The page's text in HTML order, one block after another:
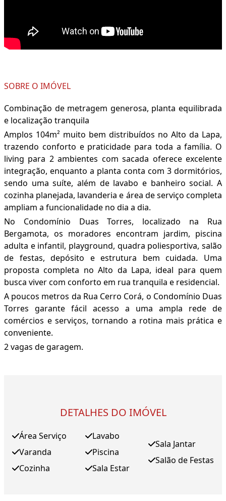
SOBRE O IMÓVEL
Combinação de metragem generosa, planta equilibrada
e localização tranquila
Amplos 104m² muito bem distribuídos no Alto da Lapa,
trazendo conforto e praticidade para toda a família. O
living para 2 ambientes com sacada oferece excelente
integração, enquanto a planta conta com 3 dormitórios,
sendo uma suíte, além de lavabo e banheiro social. A
cozinha planejada, lavanderia e área de serviço completa
ampliam a funcionalidade no dia a dia.
No Condomínio Duas Torres, localizado na Rua
Bergamota, os moradores encontram jardim, piscina
adulta e infantil, playground, quadra poliesportiva, salão
de festas, depósito e estrutura bem cuidada. Uma
proposta completa no Alto da Lapa, ideal para quem
busca viver com conforto em rua tranquila e residencial.
A poucos metros da Rua Cerro Corá, o Condomínio Duas
Torres garante fácil acesso a uma ampla rede de
comércios e serviços, tornando a rotina mais prática e
conveniente.
2 vagas de garagem.
DETALHES DO IMÓVEL
Área Serviço
Varanda
Cozinha
Lavabo
Piscina
Sala Estar
Sala Jantar
Salão de Festas